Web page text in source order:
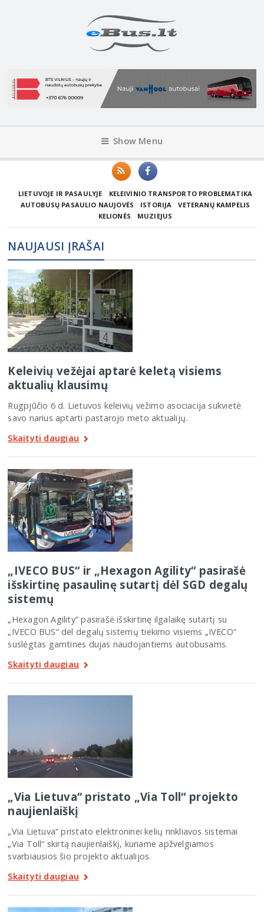
Show Menu
LIETUVOJE IR PASAULYJE
KELEIVINIO TRANSPORTO PROBLEMATIKA
AUTOBUSŲ PASAULIO NAUJOVĖS
ISTORIJA
VETERANŲ KAMPELIS
KELIONĖS
MUZIEJUS
NAUJAUSI ĮRAŠAI
Keleivių vežėjai aptarė keletą visiems
aktualių klausimų
Rugpjūčio 6 d. Lietuvos keleivių vežimo asociacija sukvietė
savo narius aptarti pastarojo meto aktualijų.
Skaityti daugiau
„IVECO BUS“ ir „Hexagon Agility“ pasirašė
išskirtinę pasaulinę sutartį dėl SGD degalų
sistemų
„Hexagon Agility“ pasirašė išskirtinę ilgalaikę sutartį su
„IVECO BUS“ dėl degalų sistemų tiekimo visiems „IVECO“
suslėgtas gamtines dujas naudojantiems autobusams.
Skaityti daugiau
„Via Lietuva“ pristato „Via Toll“ projekto
naujienlaiškį
„Via Lietuva“ pristato elektroninei kelių rinkliavos sistemai
„Via Toll“ skirtą naujienlaiškį, kuriame apžvelgiamos
svarbiausios šio projekto aktualijos.
Skaityti daugiau